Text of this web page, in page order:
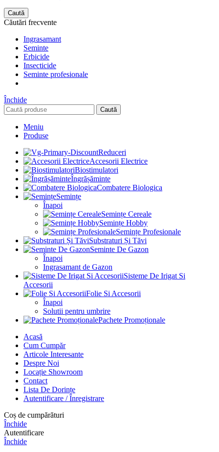
Caută
Căutări frecvente
Ingrasamant
Seminte
Erbicide
Insecticide
Seminte profesionale
Închide
Caută
Meniu
Produse
Reduceri
Accesorii Electrice
Biostimulatori
Îngrășăminte
Combatere Biologica
Semințe
Înapoi
Semințe Cereale
Semințe Hobby
Semințe Profesionale
Substraturi Și Tăvi
Seminte De Gazon
Înapoi
Ingrasamant de Gazon
Sisteme De Irigat Si
Accesorii
Folie Si Accesorii
Înapoi
Solutii pentru umbrire
Pachete Promoționale
Acasă
Cum Cumpăr
Articole Interesante
Despre Noi
Locație Showroom
Contact
Lista De Dorințe
Autentificare / Înregistrare
Coș de cumpărături
Închide
Autentificare
Închide